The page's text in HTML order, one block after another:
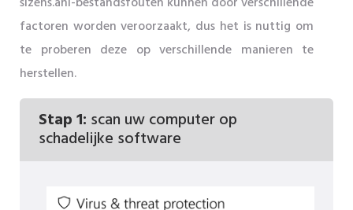
factoren worden veroorzaakt, dus het is nuttig om
te proberen deze op verschillende manieren te
herstellen.
Stap 1: scan uw computer op
schadelijke software